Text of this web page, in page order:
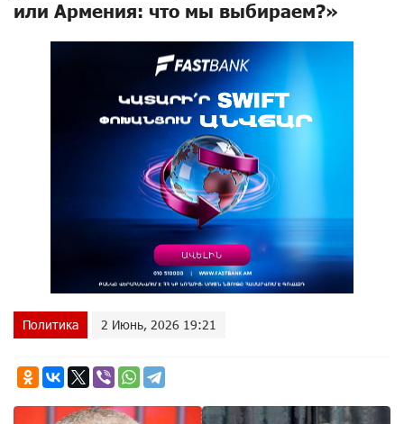
или Армения: что мы выбираем?»
Политика 2 Июнь, 2026 19:21